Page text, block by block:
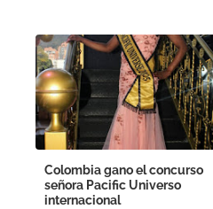
Colombia gano el concurso
señora Pacific Universo
internacional